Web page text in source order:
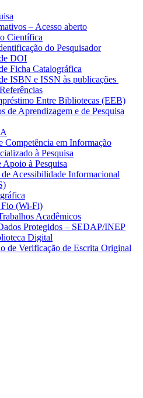
– Acesso aberto
Científica
do Pesquisador
DOI
Ficha Catalográfica
ISBN e ISSN às publicações
Entre Bibliotecas (EEB)
de Aprendizagem e de Pesquisa
Competência em Informação
à Pesquisa
Apoio à Pesquisa
Acessibilidade Informacional
Fio (Wi-Fi)
Acadêmicos
Protegidos – SEDAP/INEP
Digital
de Verificação de Escrita Original